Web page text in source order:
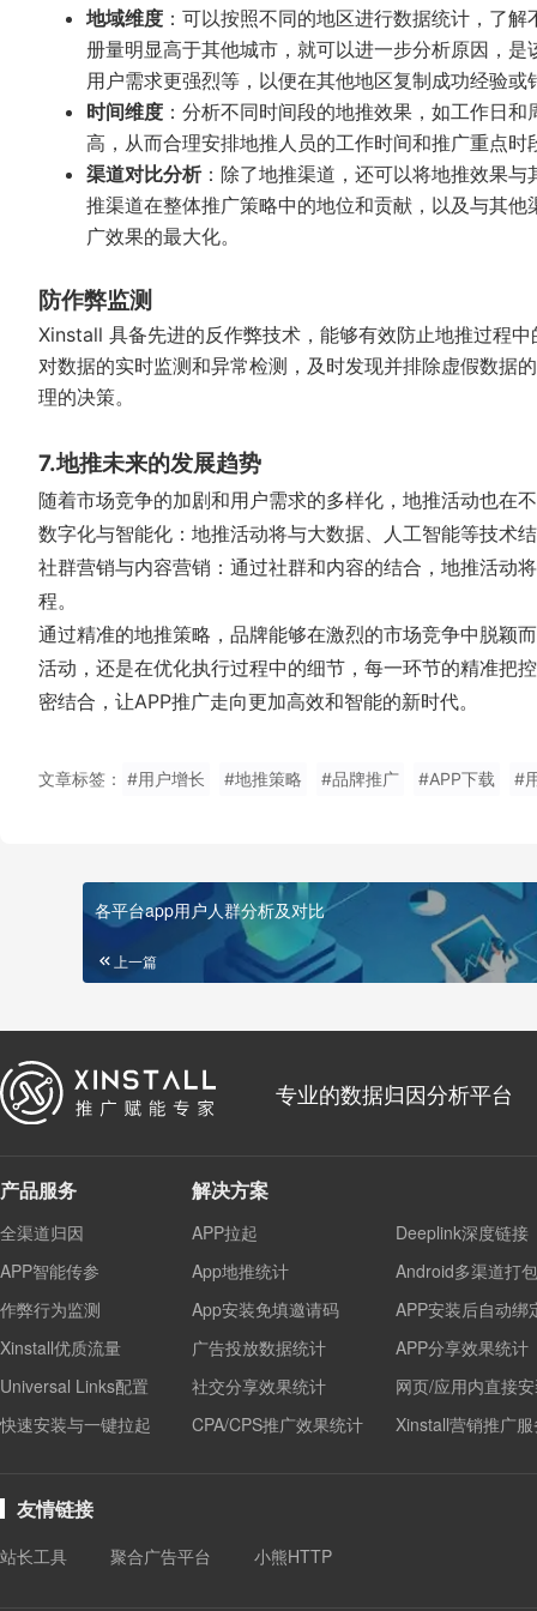
地域维度 ：可以按照不同的地区进行数据统计，了
册量明显高于其他城市，就可以进一步分析原因，
用户需求更强烈等，以便在其他地区复制成功经验
时间维度 ：分析不同时间段的地推效果，如工作日
高，从而合理安排地推人员的工作时间和推广重点时
渠道对比分析：除了地推渠道，还可以将地推效果
推渠道在整体推广策略中的地位和贡献，以及与其
广效果的最大化。
防作弊监测
Xinstall 具备先进的反作弊技术，能够有效防止地推过程
对数据的实时监测和异常检测，及时发现并排除虚假数据
理的决策。
7.地推未来的发展趋势
随着市场竞争的加剧和用户需求的多样化，地推活动也在
数字化与智能化：地推活动将与大数据、人工智能等技术
社群营销与内容营销：通过社群和内容的结合，地推活动
程。
通过精准的地推策略，品牌能够在激烈的市场竞争中脱颖
活动，还是在优化执行过程中的细节，每一环节的精准把
密结合，让APP推广走向更加高效和智能的新时代。
文章标签： #用户增长 #地推策略 #品牌推广 #APP下载 #
各平台app用户人群分析及对比
上一篇
专业的数据归因分析平台
产品服务
全渠道归因
APP智能传参
作弊行为监测
Xinstall优质流量
Universal Links配置
快速安装与一键拉起
解决方案
APP拉起
Deeplink深度链接
App地推统计
Android多渠道打包
App安装免填邀请码
APP安装后自动绑
广告投放数据统计
APP分享效果统计
社交分享效果统计
网页/应用内直接
CPA/CPS推广效果统计
Xinstall营销推广
友情链接
站长工具 聚合广告平台 小熊HTTP